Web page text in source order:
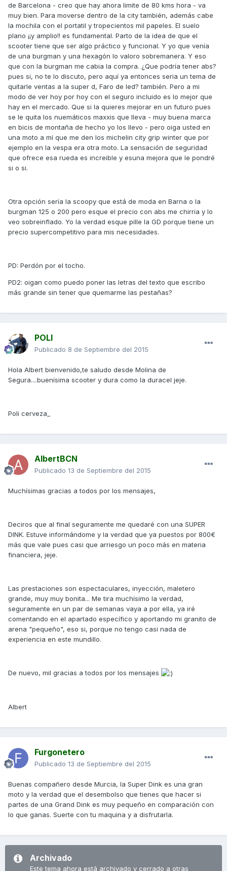
de Barcelona - creo que hay ahora limite de 80 kms hora - va
muy bien. Para moverse dentro de la city también, además cabe
la mochila con el portatil y tropecientos mil papeles. El suelo
plano ¡¡y amplio!! es fundamental. Parto de la idea de que el
scooter tiene que ser algo práctico y funcional. Y yo que venía
de una burgman y una hexagón lo valoro sobremanera. Y eso
que con la burgman me cabia la compra. ¿Que podría tener abs?
pues si, no te lo discuto, pero aquí ya entonces seria un tema de
quitarle ventas a la super d, Faro de led? también. Pero a mi
modo de ver hoy por hoy con el seguro incluido es lo mejor que
hay en el mercado. Que si la quieres mejorar en un futuro pues
se le quita los nuemáticos maxxis que lleva - muy buena marca
en bicis de montaña de hecho yo los llevo - pero oiga usted en
una moto a mí que me den los michelin city grip winter que por
ejemplo en la vespa era otra moto. La sensación de seguridad
que ofrece esa rueda es increible y esuna mejora que le pondré
si o si.
Otra opción sería la scoopy que está de moda en Barna o la
burgman 125 o 200 pero esque el precio con abs me chirria y lo
veo sobreinflado. Yo la verdad esque pille la GD porque tiene un
precio supercompetitivo para mis necesidades.
PD: Perdón por el tocho.
PD2: oigan como puedo poner las letras del texto que escribo
más grande sin tener que quemarme las pestañas?
POLI
Publicado 8 de Septiembre del 2015
Hola Albert bienvenido,te saludo desde Molina de
Segura....buenísima scooter y dura como la duracel jeje.
Poli cerveza_
AlbertBCN
Publicado 13 de Septiembre del 2015
Muchísimas gracias a todos por los mensajes,
Deciros que al final seguramente me quedaré con una SUPER
DINK. Estuve informándome y la verdad que ya puestos por 800€
más que vale pues casi que arriesgo un poco más en materia
financiera, jeje.
Las prestaciones son espectaculares, inyección, maletero
grande, muy muy bonita... Me tira muchísimo la verdad,
seguramente en un par de semanas vaya a por ella, ya iré
comentando en el apartado específico y aportando mi granito de
arena "pequeño", eso si, porque no tengo casi nada de
experiencia en este mundillo.
De nuevo, mil gracias a todos por los mensajes
Albert
Furgonetero
Publicado 13 de Septiembre del 2015
Buenas compañero desde Murcia, la Super Dink es una gran
moto y la verdad que el desembolso que tienes que hacer si
partes de una Grand Dink es muy pequeño en comparación con
lo que ganas. Suerte con tu maquina y a disfrutarla.
Archivado
Este tema ahora está archivado y cerrado a otras